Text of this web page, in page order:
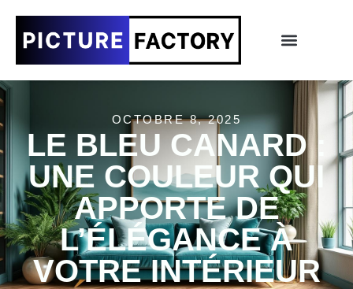
OCTOBRE 8, 2025
LE BLEU CANARD :
UNE COULEUR QUI
APPORTE DE
L’ÉLÉGANCE À
VOTRE INTÉRIEUR